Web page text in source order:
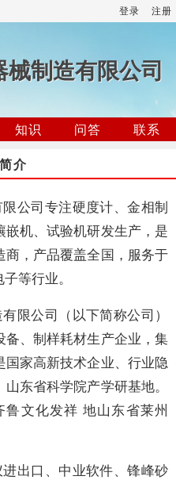
登录 注册
制造有限公司
知识 问答
联系
介
公司专注硬度计、金相制
机、试验机研发生产，是
，产品覆盖全国，服务于
等行业。
限公司（以下简称公司）
、制样耗材生产企业，集
家高新技术企业、行业隐
东省科学院产学研基地。
文化发祥 地山东省莱州
出口、中业软件、锋峰砂